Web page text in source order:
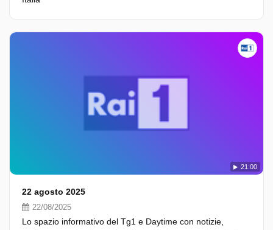
21:00
22 agosto 2025
22/08/2025
Lo spazio informativo del Tg1 e Daytime con notizie,